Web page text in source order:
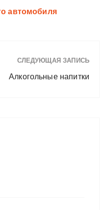
автомобиля
СЛЕДУЮЩАЯ ЗАПИСЬ
Алкогольные напитки